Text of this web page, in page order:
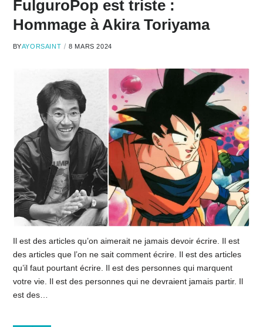
FulguroPop est triste :
Hommage à Akira Toriyama
BYAYORSAINT 8 MARS 2024
Il est des articles qu’on aimerait ne jamais devoir écrire. Il est
des articles que l’on ne sait comment écrire. Il est des articles
qu’il faut pourtant écrire. Il est des personnes qui marquent
votre vie. Il est des personnes qui ne devraient jamais partir. Il
est des…